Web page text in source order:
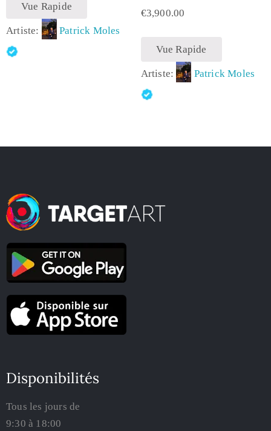
Vue Rapide
Artiste: Patrick Moles
€3,900.00
Vue Rapide
Artiste: Patrick Moles
Disponibilités
Tous les jours de
9:30 à 18:00